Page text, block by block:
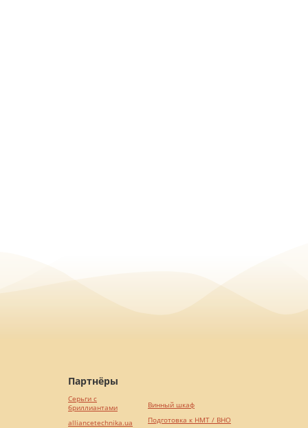
Партнёры
Серьги с
бриллиантами
alliancetechnika.ua
Винный шкаф
Подготовка к НМТ / ВНО